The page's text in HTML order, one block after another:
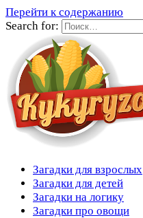
Перейти к содержанию
Search for:
Загадки для взрослых
Загадки для детей
Загадки на логику
Загадки про овощи